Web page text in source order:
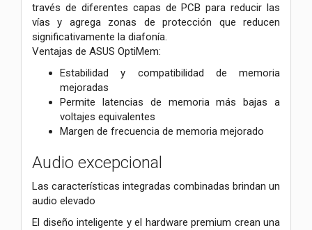
través de diferentes capas de PCB para reducir las
vías y agrega zonas de protección que reducen
significativamente la diafonía.
Ventajas de ASUS OptiMem:
Estabilidad y compatibilidad de memoria
mejoradas
Permite latencias de memoria más bajas a
voltajes equivalentes
Margen de frecuencia de memoria mejorado
Audio excepcional
Las características integradas combinadas brindan un
audio elevado
El diseño inteligente y el hardware premium crean una